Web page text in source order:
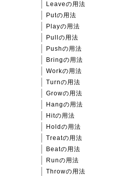
Leaveの用法
Putの用法
Playの用法
Pullの用法
Pushの用法
Bringの用法
Workの用法
Turnの用法
Growの用法
Hangの用法
Hitの用法
Holdの用法
Treatの用法
Beatの用法
Runの用法
Throwの用法